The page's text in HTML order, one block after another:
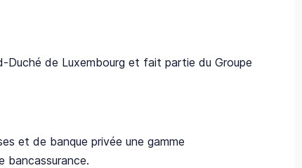
Duché de Luxembourg et fait partie du Groupe
et de banque privée une gamme
bancassurance.